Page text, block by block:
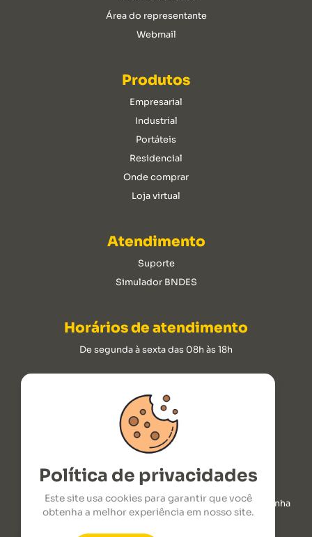
Área do representante
Webmail
Produtos
Empresarial
Industrial
Portáteis
Residencial
Onde comprar
Loja virtual
Atendimento
Suporte
Simulador BNDES
Horários de atendimento
De segunda à sexta das 08h às 18h
CNPJ: 09.176.237/0001-00.
2026 © Todos os Direitos Reservados
ROD. SC 492 Juarez Domingos Vicari - Km 1,7 - Linha
Poleto Maravilha, SC, CEP: 89874-000
Política de privacidades
Este site usa cookies para garantir que você
obtenha a melhor experiência em nosso site.